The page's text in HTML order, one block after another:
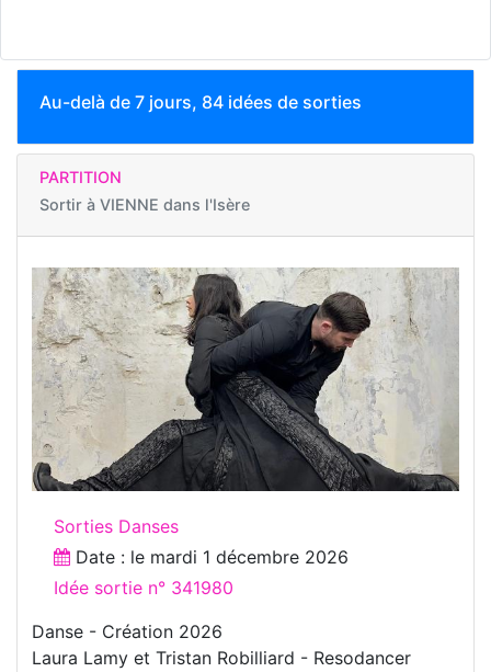
Au-delà de 7 jours, 84 idées de sorties
PARTITION
Sortir à VIENNE dans l'Isère
Sorties Danses
Date : le mardi 1 décembre 2026
Idée sortie n° 341980
Danse - Création 2026
Laura Lamy et Tristan Robilliard - Resodancer